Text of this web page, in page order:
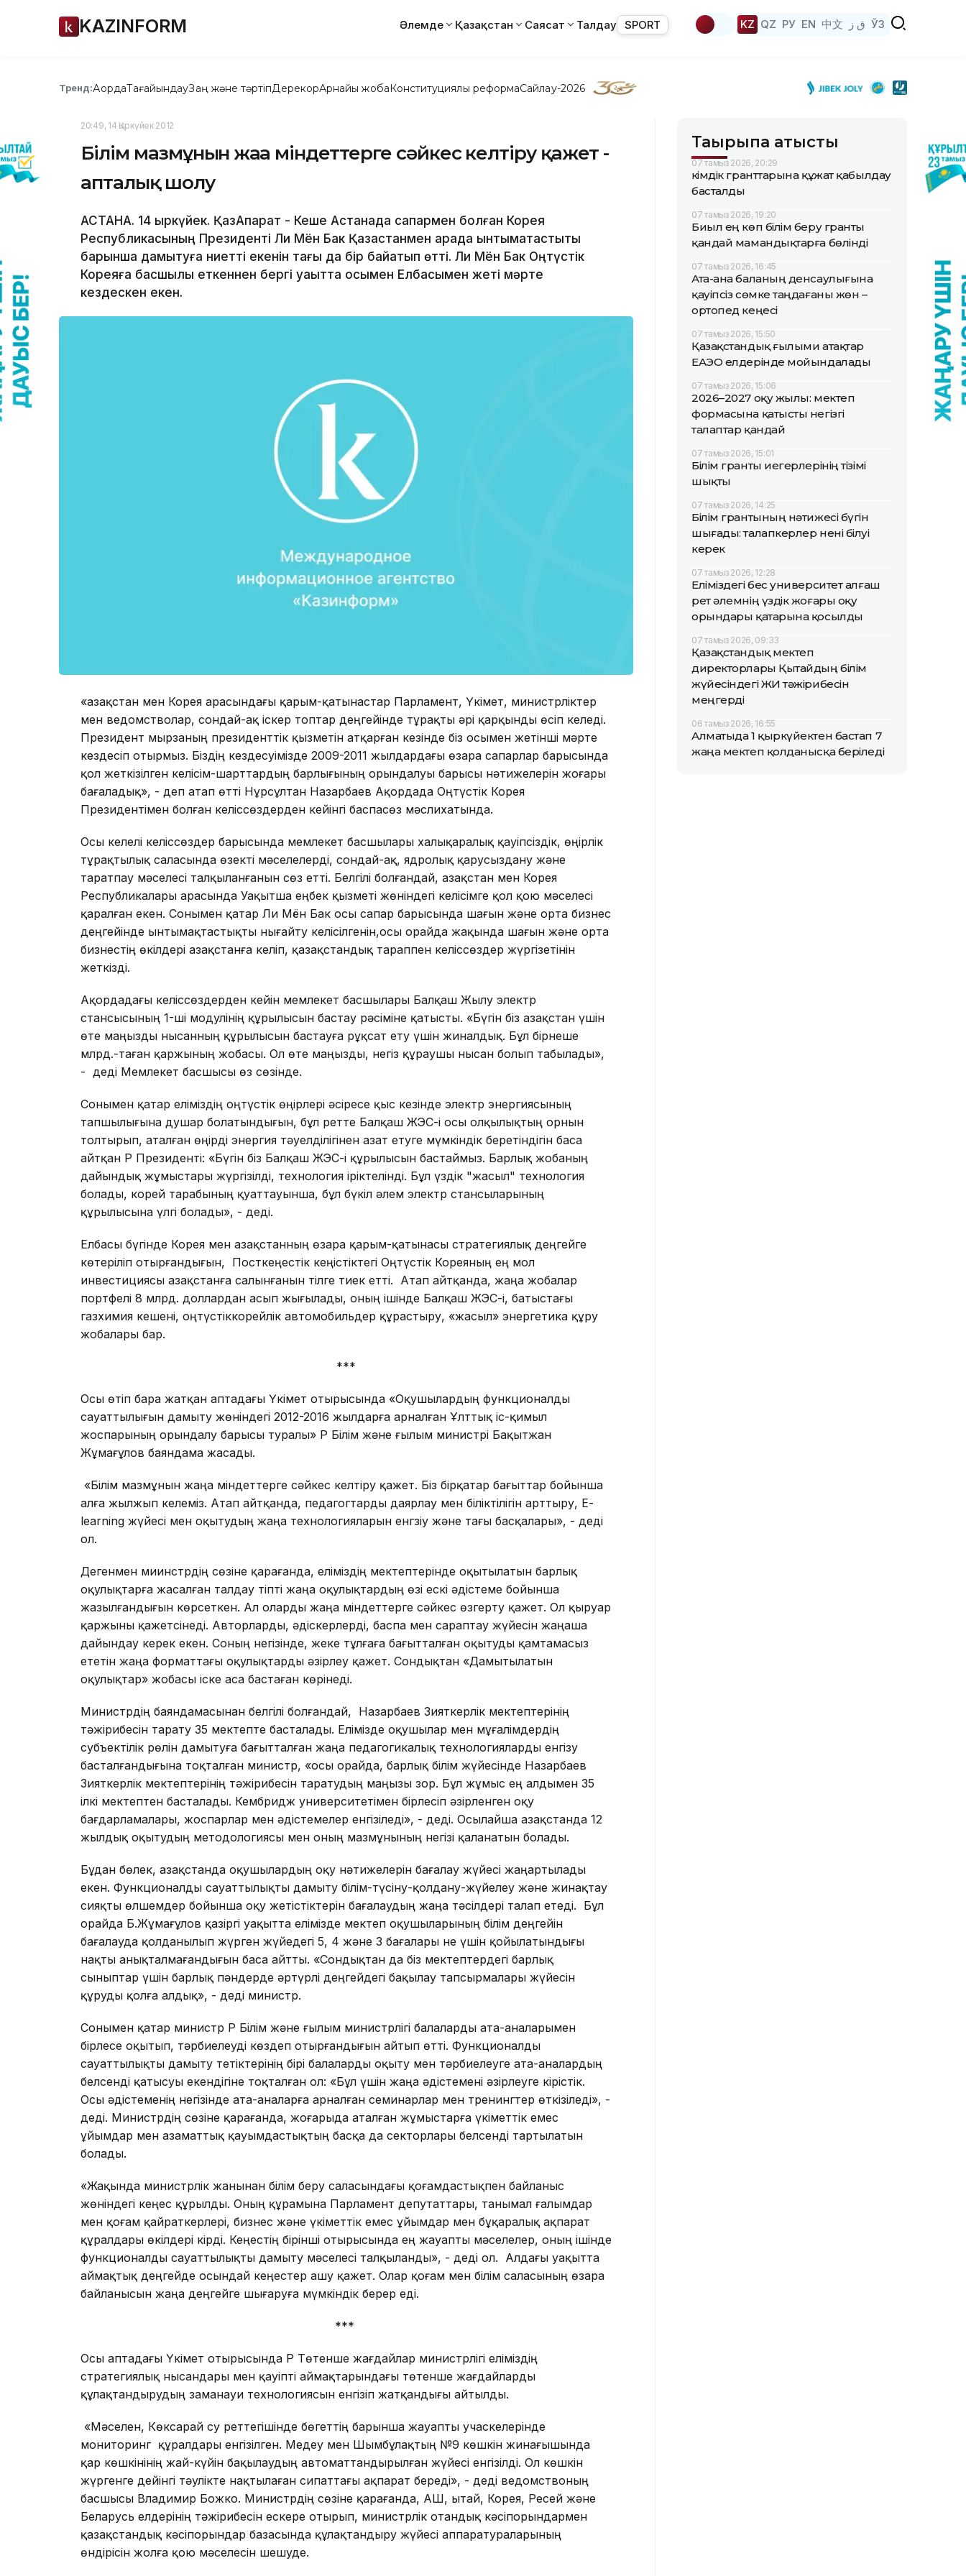
KAZINFORM Әлемде Қазақстан Саясат Талдау SPORT KZ QZ РУ EN 中文 ق ز ЎЗ
Тренд:АқордаТағайындауЗаң және тәртіпДерекқорАрнайы жобаКонституциялық реформаСайлау-2026
20:49, 14 Қыркүйек 2012
Білім мазмұнын жаңа міндеттерге сәйкес келтіру қажет -
апталық шолу
АСТАНА. 14 қыркүйек. ҚазАқпарат - Кеше Астанада сапармен болған Корея
Республикасының Президенті Ли Мён Бак Қазақстанмен арада ынтымақтастықты
барынша дамытуға ниетті екенін тағы да бір байқатып өтті. Ли Мён Бак Оңтүстік
Кореяға басшылық еткеннен бергі уақытта осымен Елбасымен жеті мәрте
кездескен екен.
«Қазақстан мен Корея арасындағы қарым-қатынастар Парламент, Үкімет, министрліктер
мен ведомстволар, сондай-ақ іскер топтар деңгейінде тұрақты әрі қарқынды өсіп келеді.
Президент мырзаның президенттік қызметін атқарған кезінде біз осымен жетінші мәрте
кездесіп отырмыз. Біздің кездесуімізде 2009-2011 жылдардағы өзара сапарлар барысында
қол жеткізілген келісім-шарттардың барлығының орындалуы барысы нәтижелерін жоғары
бағаладық», - деп атап өтті Нұрсұлтан Назарбаев Ақордада Оңтүстік Корея
Президентімен болған келіссөздерден кейінгі баспасөз мәслихатында.
Осы келелі келіссөздер барысында мемлекет басшылары халықаралық қауіпсіздік, өңірлік
тұрақтылық саласында өзекті мәселелерді, сондай-ақ, ядролық қарусыздану және
таратпау мәселесі талқыланғанын сөз етті. Белгілі болғандай, Қазақстан мен Корея
Республикалары арасында Уақытша еңбек қызметі жөніндегі келісімге қол қою мәселесі
қаралған екен. Сонымен қатар Ли Мён Бак осы сапар барысында шағын және орта бизнес
деңгейінде ынтымақтастықты нығайту келісілгенін,осы орайда жақында шағын және орта
бизнестің өкілдері Қазақстанға келіп, қазақстандық тараппен келіссөздер жүргізетінін
жеткізді.
Ақордадағы келіссөздерден кейін мемлекет басшылары Балқаш Жылу электр
стансысының 1-ші модулінің құрылысын бастау рәсіміне қатысты. «Бүгін біз Қазақстан үшін
өте маңызды нысанның құрылысын бастауға рұқсат ету үшін жиналдық. Бұл бірнеше
млрд.-таған қаржының жобасы. Ол өте маңызды, негіз құраушы нысан болып табылады»,
- деді Мемлекет басшысы өз сөзінде.
Сонымен қатар еліміздің оңтүстік өңірлері әсіресе қыс кезінде электр энергиясының
тапшылығына душар болатындығын, бұл ретте Балқаш ЖЭС-і осы олқылықтың орнын
толтырып, аталған өңірді энергия тәуелділігінен азат етуге мүмкіндік беретіндігін баса
айтқан ҚР Президенті: «Бүгін біз Балқаш ЖЭС-і құрылысын бастаймыз. Барлық жобаның
дайындық жұмыстары жүргізілді, технология іріктелінді. Бұл үздік "жасыл" технология
болады, корей тарабының қуаттауынша, бұл бүкіл әлем электр стансыларының
құрылысына үлгі болады», - деді.
Елбасы бүгінде Корея мен Қазақстанның өзара қарым-қатынасы стратегиялық деңгейге
көтеріліп отырғандығын, Посткеңестік кеңістіктегі Оңтүстік Кореяның ең мол
инвестициясы Қазақстанға салынғанын тілге тиек етті. Атап айтқанда, жаңа жобалар
портфелі 8 млрд. доллардан асып жығылады, оның ішінде Балқаш ЖЭС-і, батыстағы
газхимия кешені, оңтүстіккорейлік автомобильдер құрастыру, «жасыл» энергетика құру
жобалары бар.
***
Осы өтіп бара жатқан аптадағы Үкімет отырысында «Оқушылардың функционалды
сауаттылығын дамыту жөніндегі 2012-2016 жылдарға арналған Ұлттық іс-қимыл
жоспарының орындалу барысы туралы» ҚР Білім және ғылым министрі Бақытжан
Жұмағұлов баяндама жасады.
«Білім мазмұнын жаңа міндеттерге сәйкес келтіру қажет. Біз бірқатар бағыттар бойынша
алға жылжып келеміз. Атап айтқанда, педагогтарды даярлау мен біліктілігін арттыру, Е-
learning жүйесі мен оқытудың жаңа технологияларын енгзіу және тағы басқалары», - деді
ол.
Дегенмен миинстрдің сөзіне қарағанда, еліміздің мектептерінде оқытылатын барлық
оқулықтарға жасалған талдау тіпті жаңа оқулықтардың өзі ескі әдістеме бойынша
жазылғандығын көрсеткен. Ал оларды жаңа міндеттерге сәйкес өзгерту қажет. Ол қыруар
қаржыны қажетсінеді. Авторларды, әдіскерлерді, баспа мен сараптау жүйесін жаңаша
дайындау керек екен. Соның негізінде, жеке тұлғаға бағытталған оқытуды қамтамасыз
ететін жаңа форматтағы оқулықтарды әзірлеу қажет. Сондықтан «Дамытылатын
оқулықтар» жобасы іске аса бастаған көрінеді.
Министрдің баяндамасынан белгілі болғандай, Назарбаев Зияткерлік мектептерінің
тәжірибесін тарату 35 мектепте басталады. Елімізде оқушылар мен мұғалімдердің
субъектілік рөлін дамытуға бағытталған жаңа педагогикалық технологияларды енгізу
басталғандығына тоқталған министр, «осы орайда, барлық білім жүйесінде Назарбаев
Зияткерлік мектептерінің тәжірибесін таратудың маңызы зор. Бұл жұмыс ең алдымен 35
ілкі мектептен басталады. Кембридж университетімен бірлесіп әзірленген оқу
бағдарламалары, жоспарлар мен әдістемелер енгізіледі», - деді. Осылайша Қазақстанда 12
жылдық оқытудың методологиясы мен оның мазмұнының негізі қаланатын болады.
Бұдан бөлек, Қазақстанда оқушылардың оқу нәтижелерін бағалау жүйесі жаңартылады
екен. Функционалды сауаттылықты дамыту білім-түсіну-қолдану-жүйелеу және жинақтау
сияқты өлшемдер бойынша оқу жетістіктерін бағалаудың жаңа тәсілдері талап етеді. Бұл
орайда Б.Жұмағұлов қазіргі уақытта елімізде мектеп оқушыларының білім деңгейін
бағалауда қолданылып жүрген жүйедегі 5, 4 және 3 бағалары не үшін қойылатындығы
нақты анықталмағандығын баса айтты. «Сондықтан да біз мектептердегі барлық
сыныптар үшін барлық пәндерде әртүрлі деңгейдегі бақылау тапсырмалары жүйесін
құруды қолға алдық», - деді министр.
Сонымен қатар министр ҚР Білім және ғылым министрлігі балаларды ата-аналарымен
бірлесе оқытып, тәрбиелеуді көздеп отырғандығын айтып өтті. Функционалды
сауаттылықты дамыту тетіктерінің бірі балаларды оқыту мен тәрбиелеуге ата-аналардың
белсенді қатысуы екендігіне тоқталған ол: «Бұл үшін жаңа әдістемені әзірлеуге кірістік.
Осы әдістеменің негізінде ата-аналарға арналған семинарлар мен тренингтер өткізіледі», -
деді. Министрдің сөзіне қарағанда, жоғарыда аталған жұмыстарға үкіметтік емес
ұйымдар мен азаматтық қауымдастықтың басқа да секторлары белсенді тартылатын
болады.
«Жақында министрлік жанынан білім беру саласындағы қоғамдастықпен байланыс
жөніндегі кеңес құрылды. Оның құрамына Парламент депутаттары, танымал ғалымдар
мен қоғам қайраткерлері, бизнес және үкіметтік емес ұйымдар мен бұқаралық ақпарат
құралдары өкілдері кірді. Кеңестің бірінші отырысында ең жауапты мәселелер, оның ішінде
функционалды сауаттылықты дамыту мәселесі талқыланды», - деді ол. Алдағы уақытта
аймақтық деңгейде осындай кеңестер ашу қажет. Олар қоғам мен білім саласының өзара
байланысын жаңа деңгейге шығаруға мүмкіндік берер еді.
***
Осы аптадағы Үкімет отырысында ҚР Төтенше жағдайлар министрлігі еліміздің
стратегиялық нысандары мен қауіпті аймақтарындағы төтенше жағдайларды
құлақтандырудың заманауи технологиясын енгізіп жатқандығы айтылды.
«Мәселен, Көксарай су реттегішінде бөгеттің барынша жауапты учаскелерінде
мониторинг құралдары енгізілген. Медеу мен Шымбұлақтың №9 көшкін жинағышында
қар көшкінінің жай-күйін бақылаудың автоматтандырылған жүйесі енгізілді. Ол көшкін
жүргенге дейінгі тәулікте нақтылаған сипаттағы ақпарат береді», - деді ведомствоның
басшысы Владимир Божко. Министрдің сөзіне қарағанда, АҚШ, Қытай, Корея, Ресей және
Беларусь елдерінің тәжірибесін ескере отырып, министрлік отандық кәсіпорындармен
қазақстандық кәсіпорындар базасында құлақтандыру жүйесі аппаратураларының
өндірісін жолға қою мәселесін шешуде.
Тақырыпқа қатысты
07 тамыз 2026, 20:29
Әкімдік гранттарына құжат қабылдау
басталды
07 тамыз 2026, 19:20
Биыл ең көп білім беру гранты
қандай мамандықтарға бөлінді
07 тамыз 2026, 16:45
Ата-ана баланың денсаулығына
қауіпсіз сөмке таңдағаны жөн –
ортопед кеңесі
07 тамыз 2026, 15:50
Қазақстандық ғылыми атақтар
ЕАЭО елдерінде мойындалады
07 тамыз 2026, 15:06
2026–2027 оқу жылы: мектеп
формасына қатысты негізгі
талаптар қандай
07 тамыз 2026, 15:01
Білім гранты иегерлерінің тізімі
шықты
07 тамыз 2026, 14:25
Білім грантының нәтижесі бүгін
шығады: талапкерлер нені білуі
керек
07 тамыз 2026, 12:28
Еліміздегі бес университет алғаш
рет әлемнің үздік жоғары оқу
орындары қатарына қосылды
07 тамыз 2026, 09:33
Қазақстандық мектеп
директорлары Қытайдың білім
жүйесіндегі ЖИ тәжірибесін
меңгерді
06 тамыз 2026, 16:55
Алматыда 1 қыркүйектен бастап 7
жаңа мектеп қолданысқа беріледі